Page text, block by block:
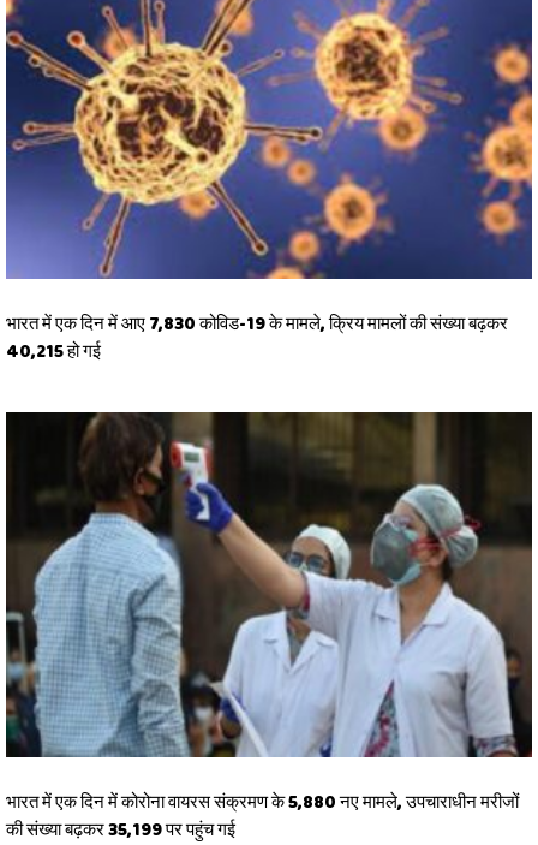
भारत में एक दिन में आए 7,830 कोविड-19 के मामले, क्रिय मामलों की संख्या बढ़कर
40,215 हो गई
भारत में एक दिन में कोरोना वायरस संक्रमण के 5,880 नए मामले, उपचाराधीन मरीजों
की संख्या बढ़कर 35,199 पर पहुंच गई